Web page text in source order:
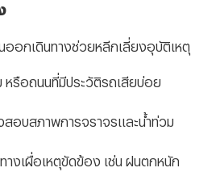
ออกเดินทางช่วยหลีกเลี่ยงอุบัติเหตุ
หรือถนนที่มีประวัติรถเสียบ่อย
อบสภาพการจราจรและน้ำท่วม
างเผื่อเหตุขัดข้อง เช่น ฝนตกหนัก